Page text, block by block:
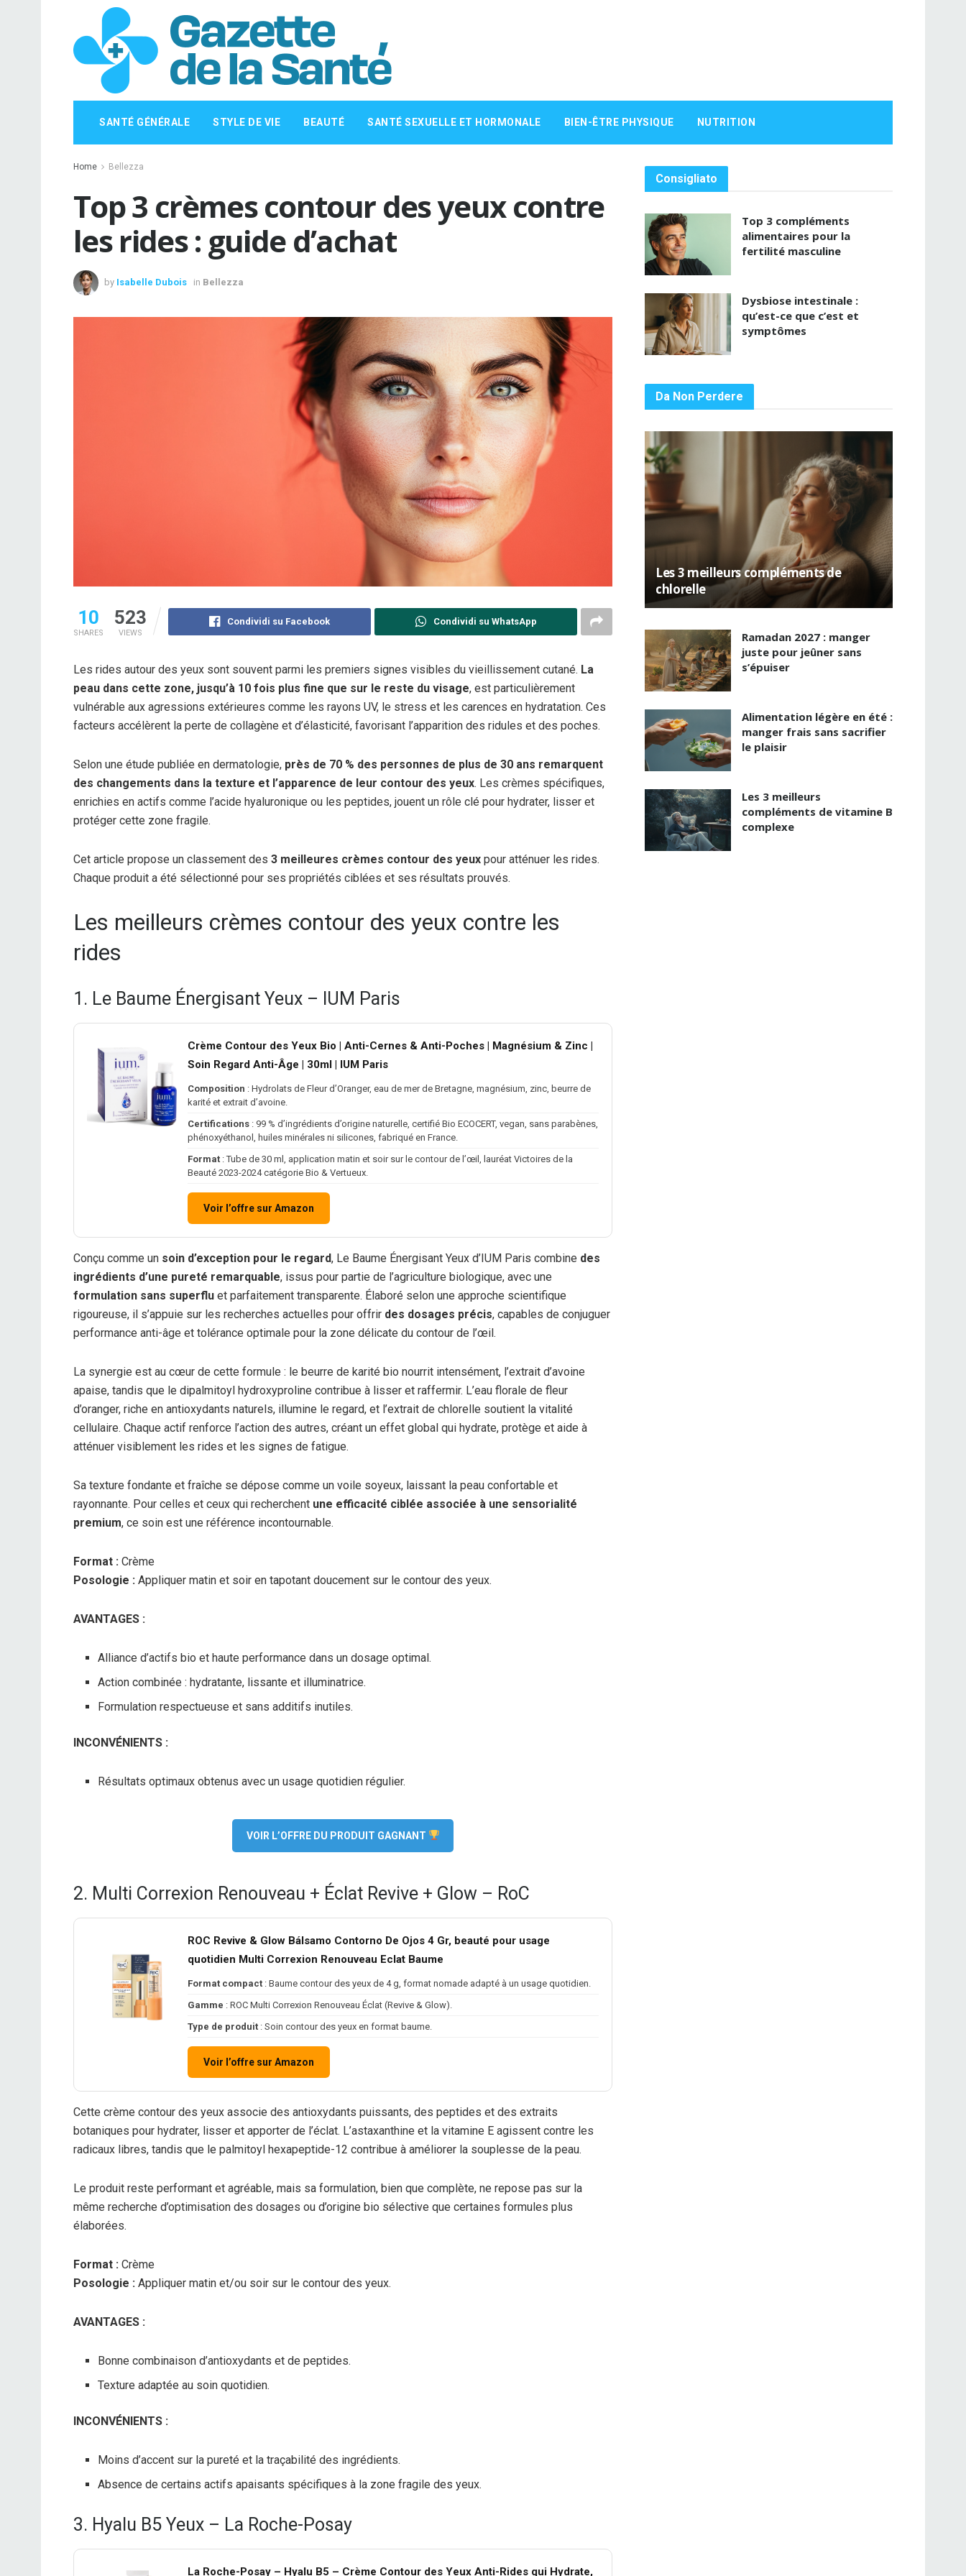
SANTÉ GÉNÉRALE STYLE DE VIE BEAUTÉ SANTÉ SEXUELLE ET HORMONALE BIEN-ÊTRE PHYSIQUE NUTRITION
Home Bellezza
Top 3 crèmes contour des yeux contre
les rides : guide d’achat
by Isabelle Dubois in Bellezza
10
SHARES
523
VIEWS
Condividi su Facebook Condividi su WhatsApp
Les rides autour des yeux sont souvent parmi les premiers signes visibles du vieillissement cutané. La
peau dans cette zone, jusqu’à 10 fois plus fine que sur le reste du visage, est particulièrement
vulnérable aux agressions extérieures comme les rayons UV, le stress et les carences en hydratation. Ces
facteurs accélèrent la perte de collagène et d’élasticité, favorisant l’apparition des ridules et des poches.
Selon une étude publiée en dermatologie, près de 70 % des personnes de plus de 30 ans remarquent
des changements dans la texture et l’apparence de leur contour des yeux. Les crèmes spécifiques,
enrichies en actifs comme l’acide hyaluronique ou les peptides, jouent un rôle clé pour hydrater, lisser et
protéger cette zone fragile.
Cet article propose un classement des 3 meilleures crèmes contour des yeux pour atténuer les rides.
Chaque produit a été sélectionné pour ses propriétés ciblées et ses résultats prouvés.
Les meilleurs crèmes contour des yeux contre les
rides
1. Le Baume Énergisant Yeux – IUM Paris
Crème Contour des Yeux Bio | Anti-Cernes & Anti-Poches | Magnésium & Zinc |
Soin Regard Anti-Âge | 30ml | IUM Paris
Composition : Hydrolats de Fleur d’Oranger, eau de mer de Bretagne, magnésium, zinc, beurre de
karité et extrait d’avoine.
Certifications : 99 % d’ingrédients d’origine naturelle, certifié Bio ECOCERT, vegan, sans parabènes,
phénoxyéthanol, huiles minérales ni silicones, fabriqué en France.
Format : Tube de 30 ml, application matin et soir sur le contour de l’œil, lauréat Victoires de la
Beauté 2023-2024 catégorie Bio & Vertueux.
Voir l’offre sur Amazon
Conçu comme un soin d’exception pour le regard, Le Baume Énergisant Yeux d’IUM Paris combine des
ingrédients d’une pureté remarquable, issus pour partie de l’agriculture biologique, avec une
formulation sans superflu et parfaitement transparente. Élaboré selon une approche scientifique
rigoureuse, il s’appuie sur les recherches actuelles pour offrir des dosages précis, capables de conjuguer
performance anti-âge et tolérance optimale pour la zone délicate du contour de l’œil.
La synergie est au cœur de cette formule : le beurre de karité bio nourrit intensément, l’extrait d’avoine
apaise, tandis que le dipalmitoyl hydroxyproline contribue à lisser et raffermir. L’eau florale de fleur
d’oranger, riche en antioxydants naturels, illumine le regard, et l’extrait de chlorelle soutient la vitalité
cellulaire. Chaque actif renforce l’action des autres, créant un effet global qui hydrate, protège et aide à
atténuer visiblement les rides et les signes de fatigue.
Sa texture fondante et fraîche se dépose comme un voile soyeux, laissant la peau confortable et
rayonnante. Pour celles et ceux qui recherchent une efficacité ciblée associée à une sensorialité
premium, ce soin est une référence incontournable.
Format : Crème
Posologie : Appliquer matin et soir en tapotant doucement sur le contour des yeux.
AVANTAGES :
Alliance d’actifs bio et haute performance dans un dosage optimal.
Action combinée : hydratante, lissante et illuminatrice.
Formulation respectueuse et sans additifs inutiles.
INCONVÉNIENTS :
Résultats optimaux obtenus avec un usage quotidien régulier.
VOIR L’OFFRE DU PRODUIT GAGNANT
2. Multi Correxion Renouveau + Éclat Revive + Glow – RoC
ROC Revive & Glow Bálsamo Contorno De Ojos 4 Gr, beauté pour usage
quotidien Multi Correxion Renouveau Eclat Baume
Format compact : Baume contour des yeux de 4 g, format nomade adapté à un usage quotidien.
Gamme : ROC Multi Correxion Renouveau Éclat (Revive & Glow).
Type de produit : Soin contour des yeux en format baume.
Voir l’offre sur Amazon
Cette crème contour des yeux associe des antioxydants puissants, des peptides et des extraits
botaniques pour hydrater, lisser et apporter de l’éclat. L’astaxanthine et la vitamine E agissent contre les
radicaux libres, tandis que le palmitoyl hexapeptide-12 contribue à améliorer la souplesse de la peau.
Le produit reste performant et agréable, mais sa formulation, bien que complète, ne repose pas sur la
même recherche d’optimisation des dosages ou d’origine bio sélective que certaines formules plus
élaborées.
Format : Crème
Posologie : Appliquer matin et/ou soir sur le contour des yeux.
AVANTAGES :
Bonne combinaison d’antioxydants et de peptides.
Texture adaptée au soin quotidien.
INCONVÉNIENTS :
Moins d’accent sur la pureté et la traçabilité des ingrédients.
Absence de certains actifs apaisants spécifiques à la zone fragile des yeux.
3. Hyalu B5 Yeux – La Roche-Posay
La Roche-Posay – Hyalu B5 – Crème Contour des Yeux Anti-Rides qui Hydrate,
Consigliato
Top 3 compléments
alimentaires pour la
fertilité masculine
Dysbiose intestinale :
qu’est-ce que c’est et
symptômes
Da Non Perdere
Les 3 meilleurs compléments de
chlorelle
Ramadan 2027 : manger
juste pour jeûner sans
s’épuiser
Alimentation légère en été :
manger frais sans sacrifier
le plaisir
Les 3 meilleurs
compléments de vitamine B
complexe